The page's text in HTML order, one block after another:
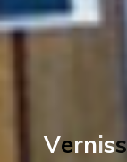
Verniss